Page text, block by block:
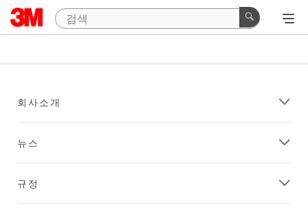
회사소개
뉴스
규정